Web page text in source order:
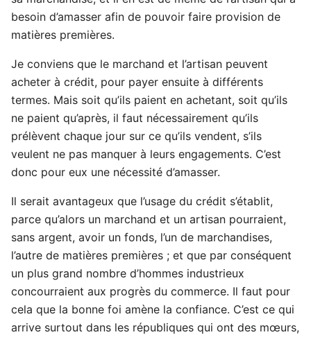
besoin d’amasser afin de pouvoir faire provision de
matières premières.
Je conviens que le marchand et l’artisan peuvent
acheter à crédit, pour payer ensuite à différents
termes. Mais soit qu’ils paient en achetant, soit qu’ils
ne paient qu’après, il faut nécessairement qu’ils
prélèvent chaque jour sur ce qu’ils vendent, s’ils
veulent ne pas manquer à leurs engagements. C’est
donc pour eux une nécessité d’amasser.
Il serait avantageux que l’usage du crédit s’établit,
parce qu’alors un marchand et un artisan pourraient,
sans argent, avoir un fonds, l’un de marchandises,
l’autre de matières premières ; et que par conséquent
un plus grand nombre d’hommes industrieux
concourraient aux progrès du commerce. Il faut pour
cela que la bonne foi amène la confiance. C’est ce qui
arrive surtout dans les républiques qui ont des mœurs,